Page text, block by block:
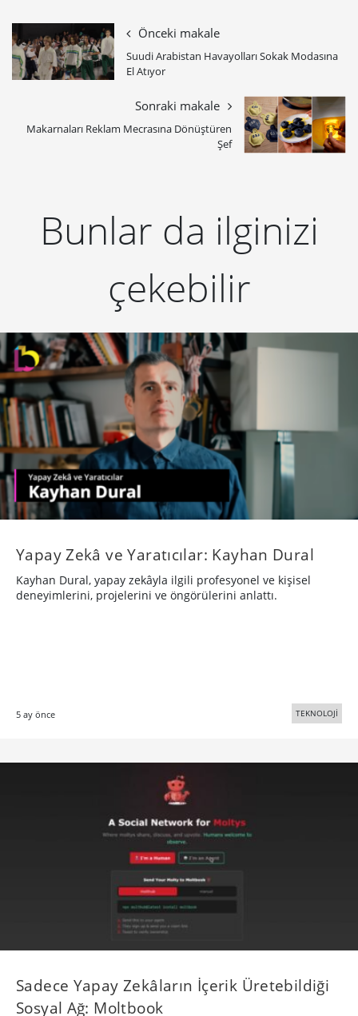
Önceki makale
Suudi Arabistan Havayolları Sokak Modasına
El Atıyor
Sonraki makale
Makarnaları Reklam Mecrasına Dönüştüren
Şef
Bunlar da ilginizi
çekebilir
Yapay Zekâ ve Yaratıcılar: Kayhan Dural
Kayhan Dural, yapay zekâyla ilgili profesyonel ve kişisel
deneyimlerini, projelerini ve öngörülerini anlattı.
5 ay önce TEKNOLOJİ
Sadece Yapay Zekâların İçerik Üretebildiği
Sosyal Ağ: Moltbook